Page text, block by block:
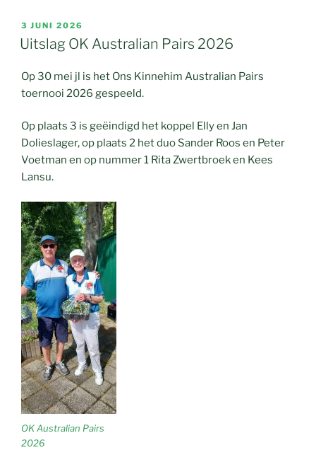
GEPLAATST
OP
3 JUNI 2026
Uitslag OK Australian Pairs 2026
Op 30 mei jl is het Ons Kinnehim Australian Pairs
toernooi 2026 gespeeld.
Op plaats 3 is geëindigd het koppel Elly en Jan
Dolieslager, op plaats 2 het duo Sander Roos en Peter
Voetman en op nummer 1 Rita Zwertbroek en Kees
Lansu.
OK Australian Pairs
2026